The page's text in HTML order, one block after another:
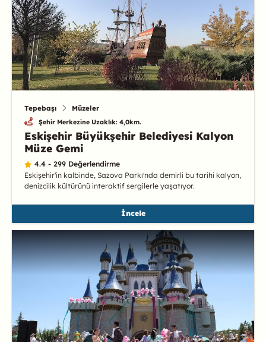
Tepebaşı Müzeler
Şehir Merkezine Uzaklık: 4,0km.
Eskişehir Büyükşehir Belediyesi Kalyon
Müze Gemi
4.4 - 299 Değerlendirme
Eskişehir'in kalbinde, Sazova Parkı'nda demirli bu tarihi kalyon,
denizcilik kültürünü interaktif sergilerle yaşatıyor.
İncele